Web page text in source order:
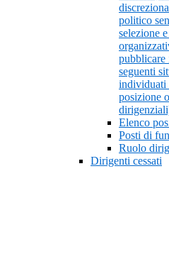
politico
selezione
pubblicare
seguenti
individuati
posizione
Elenco
Posti di
Ruolo
Dirigenti cessati